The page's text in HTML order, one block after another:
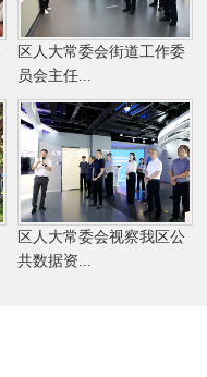
区人大常委会街道工作委
员会主任...
区人大常委会视察我区公
共数据资...